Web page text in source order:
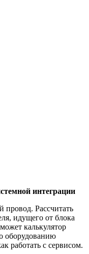
интеграции
провод. Рассчитать
идущего от блока
калькулятор
оборудованию
работать с сервисом.